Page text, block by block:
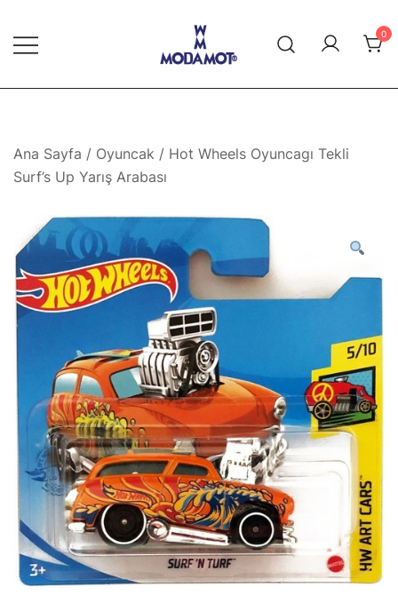
content
Modamot E-Ticaret
0
Ana Sayfa / Oyuncak / Hot Wheels Oyuncagı Tekli
Surf’s Up Yarış Arabası